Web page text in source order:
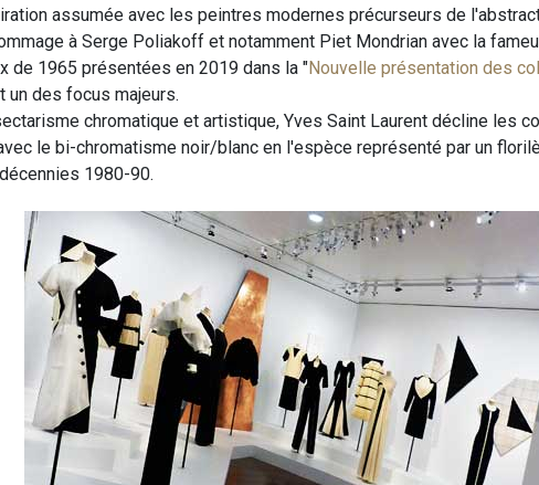
assumée avec les peintres modernes précurseurs de
à Serge Poliakoff et notamment Piet Mondrian avec la
de 1965 présentées en 2019 dans la "Nouvelle présentation des
un des focus majeurs.
chromatique et artistique, Yves Saint Laurent décline les
le bi-chromatisme noir/blanc en l'espèce représenté par un
1980-90.